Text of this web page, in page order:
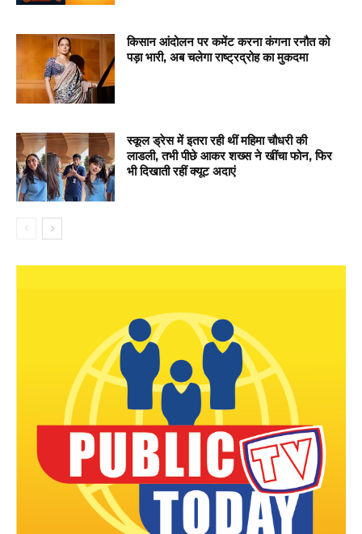
किसान आंदोलन पर कमेंट करना कंगना रनौत को
पड़ा भारी, अब चलेगा राष्ट्रद्रोह का मुकदमा
स्कूल ड्रेस में इतरा रही थीं महिमा चौधरी की
लाडली, तभी पीछे आकर शख्स ने खींचा फोन, फिर
भी दिखाती रहीं क्यूट अदाएं